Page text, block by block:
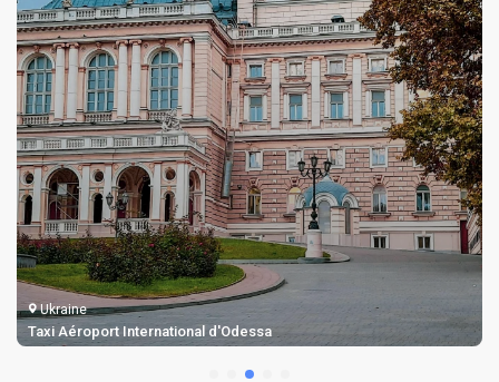
Ukraine
Taxi Aéroport International d'Odessa